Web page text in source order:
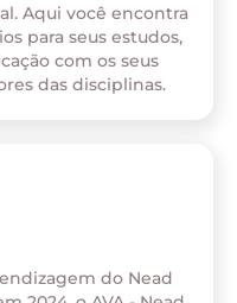
Aqui você encontra
para seus estudos,
com os seus
das disciplinas.
do Nead